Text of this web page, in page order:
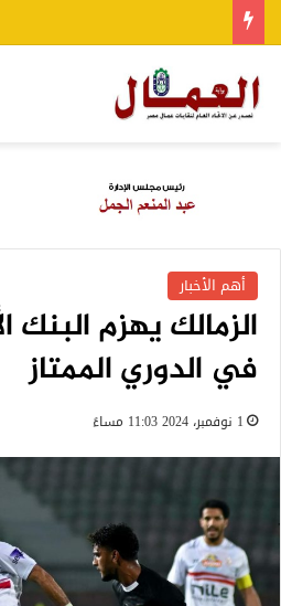
أهم الأخبار
الزمالك يهزم البنك
في الدوري الممتاز
1 نوفمبر، 2024 11:03 مساءً